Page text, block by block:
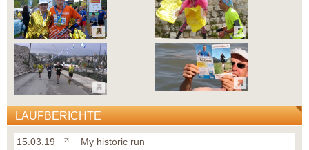
LAUFBERICHTE
15.03.19
My historic run